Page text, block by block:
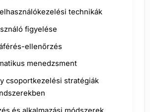
technikák
figyelése
ellenőrzés
menedzsment
csoportkezelési stratégiák